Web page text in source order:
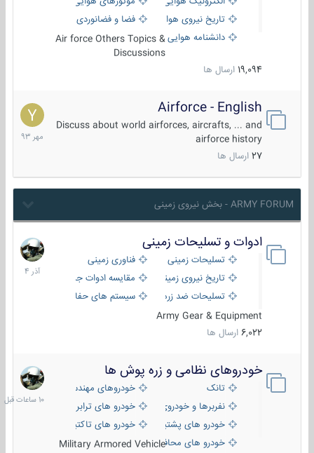
تاریخ نیروی هوایی
فضا و فضانوردی
دانشنامه هواییAir force Others Topics &
Discussions
19,094 ارسال ها
Airforce - English
Discuss about world airforces, aircrafts, ... and
airforce history
27 ارسال ها
15
مهر
1393
ARMY FORUM - بخش نیروی زمینی
ادوات و تسلیحات زمینی
تسلیحات زمینی
فناوری زمینی
تاریخ نیروی زمینی
مقایسه ادوات جنگی
تسلیحات ضد زره
سیستم های حفاظت فعال
Army Gear & Equipment
6,022 ارسال ها
21
آذر
1404
خودروهای نظامی و زره پوش ها
تانک
خودروهای مهندسی
نفربرها و خودروی های رزمی پیاده نظام
خودرو های ترابری نظامی
خودرو های پشتیبانی آتش ، شناسایی و ضد تانک
خودرو های تاکتیکی نظامی
خودرو های محافظت شدهMilitary Armored Vehicle
10
ساعات
قبل